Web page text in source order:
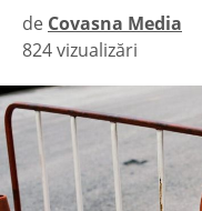
de Covasna Media
|
824 vizualizări